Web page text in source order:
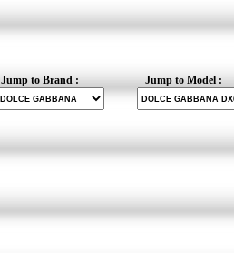
Jump to Brand : Jump to Model :